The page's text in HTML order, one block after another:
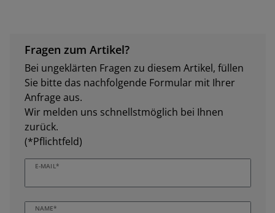
Fragen zum Artikel?
Bei ungeklärten Fragen zu diesem Artikel, füllen
Sie bitte das nachfolgende Formular mit Ihrer
Anfrage aus.
Wir melden uns schnellstmöglich bei Ihnen
zurück.
(*Pflichtfeld)
E-MAIL*
NAME*